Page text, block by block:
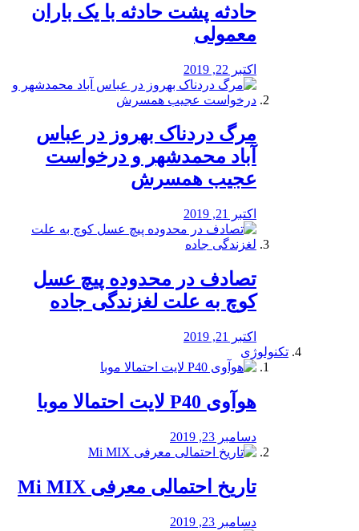
️حادثه پشت حادثه با یک باران
معمولی
اکتبر 22, 2019
مرگ دردناک بهروز در عباس
آباد محمدشهر و درخواست
عجیب همسرش
اکتبر 21, 2019
تصادف در محدوده پیچ عسل
کوچ به علت لغزندگی جاده
اکتبر 21, 2019
تکنولوژی
هوآوی P40 لایت احتمالا موبا
دسامبر 23, 2019
تاریخ احتمالی معرفی Mi MIX
دسامبر 23, 2019